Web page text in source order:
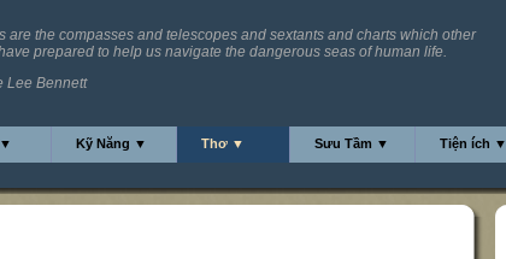
are the compasses and telescopes and sextants and charts which other
prepared to help us navigate the dangerous seas of human life.
Lee Bennett
Kỹ Năng ▼ Thơ ▼ Sưu Tầm ▼ Tiện ích ▼